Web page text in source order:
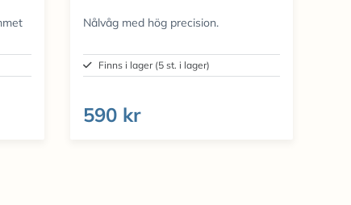
Nålvåg med hög precision.
Finns i lager (5 st. i lager)
590 kr